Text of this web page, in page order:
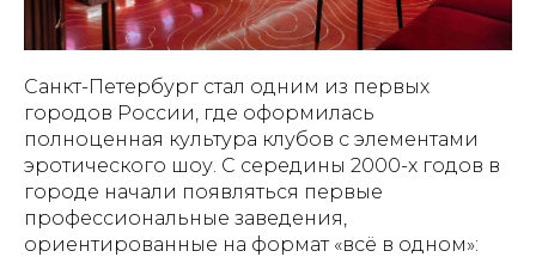
Санкт-Петербург стал одним из первых
городов России, где оформилась
полноценная культура клубов с элементами
эротического шоу. С середины 2000-х годов в
городе начали появляться первые
профессиональные заведения,
ориентированные на формат «всё в одном»: